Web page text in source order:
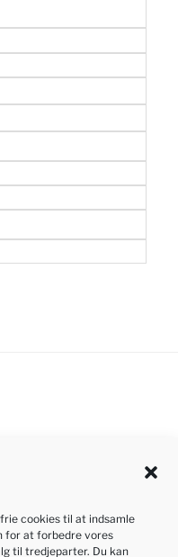
cookies til at indsamle
for at forbedre vores
til tredjeparter. Du kan
af dansk